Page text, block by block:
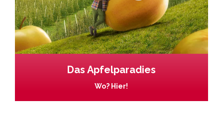
Das Apfelparadies
Wo? Hier!